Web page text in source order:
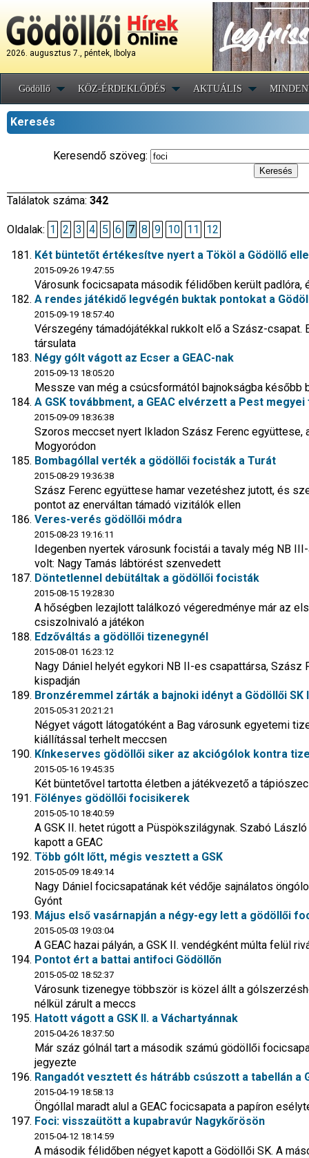
2026. augusztus 7., péntek, Ibolya
Gödöllő KÖZ-ÉRDEKLŐDÉS AKTUÁLIS
Keresés
Keresendő szöveg:
Találatok száma: 342
Oldalak: 1 2 3 4 5 6 7 8 9 10 11
12
Két büntetőt értékesítve nyert a Tököl a Gödöllő
2015-09-26 19:47:55
Városunk focicsapata második félidőben került
A rendes játékidő legvégén buktak pontokat a
2015-09-19 18:57:40
Vérszegény támadójátékkal rukkolt elő a Szász-csapat.
társulata
Négy gólt vágott az Ecser a GEAC-nak
2015-09-13 18:05:20
Messze van még a csúcsformától bajnokságba
A GSK továbbment, a GEAC elvérzett a Pest
2015-09-09 18:36:38
Szoros meccset nyert Ikladon Szász Ferenc
Mogyoródon
Bombagóllal verték a gödöllői focisták a Turát
2015-08-29 19:36:38
Szász Ferenc együttese hamar vezetéshez jutott, és
pontot az enerváltan támadó vizitálók ellen
Veres-verés gödöllői módra
2015-08-23 19:16:11
Idegenben nyertek városunk focistái a tavaly még NB
volt: Nagy Tamás lábtörést szenvedett
Döntetlennel debütáltak a gödöllői focisták
2015-08-15 19:28:30
A hőségben lezajlott találkozó végeredménye már az
csiszolnivaló a játékon
Edzőváltás a gödöllői tizenegynél
2015-08-01 16:23:12
Nagy Dániel helyét egykori NB II-es csapattársa,
kispadján
Bronzéremmel zárták a bajnoki idényt a Gödöllői SK
2015-05-31 20:21:21
Négyet vágott látogatóként a Bag városunk egyetemi
kiállítással terhelt meccsen
Kínkeserves gödöllői siker az akciógólok kontra
2015-05-16 19:45:35
Két büntetővel tartotta életben a játékvezető a
Fölényes gödöllői focisikerek
2015-05-10 18:40:59
A GSK II. hetet rúgott a Püspökszilágynak. Szabó
kapott a GEAC
Több gólt lőtt, mégis vesztett a GSK
2015-05-09 18:49:14
Nagy Dániel focicsapatának két védője sajnálatos
Gyónt
Május első vasárnapján a négy-egy lett a gödöllői
2015-05-03 19:03:04
A GEAC hazai pályán, a GSK II. vendégként múlta felül
Pontot ért a battai antifoci Gödöllőn
2015-05-02 18:52:37
Városunk tizenegye többször is közel állt a
nélkül zárult a meccs
Hatott vágott a GSK II. a Váchartyánnak
2015-04-26 18:37:50
Már száz gólnál tart a második számú gödöllői
jegyezte
Rangadót vesztett és hátrább csúszott a tabellán a
2015-04-19 18:58:13
Öngóllal maradt alul a GEAC focicsapata a papíron
Foci: visszaütött a kupabravúr Nagykőrösön
2015-04-12 18:14:59
A második félidőben négyet kapott a Gödöllői SK. A